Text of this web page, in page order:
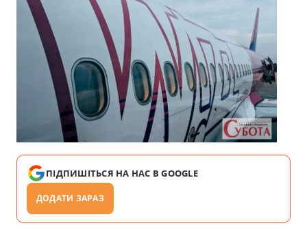
ПІДПИШІТЬСЯ НА НАС В GOOGLE
ДОДАТИ ЗАРАЗ